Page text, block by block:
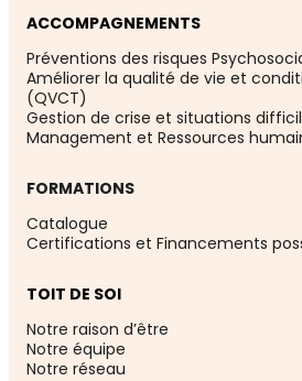
ACCOMPAGNEMENTS
Préventions des risques
Améliorer la qualité de vie et
(QVCT)
Gestion de crise et situations
Management et Ressources
FORMATIONS
Catalogue
Certifications et Financements
TOIT DE SOI
Notre raison d’être
Notre équipe
Notre réseau